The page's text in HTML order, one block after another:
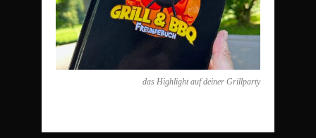
das Highlight auf deiner Grillparty